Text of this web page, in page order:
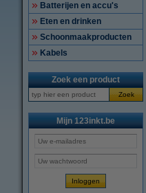
Batterijen en accu's
Eten en drinken
Schoonmaakproducten
Kabels
Zoek een product
Zoek
Mijn 123inkt.be